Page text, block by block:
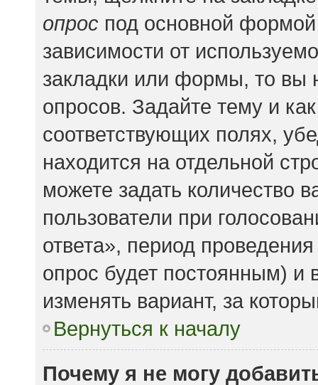
опрос под основной
зависимости от
закладки или формы, то вы
опросов. Задайте тему и
соответствующих полях,
находится на отдельной
можете задать количество
пользователи при
ответа», период
опрос будет постоянным) и
изменять вариант, за
Вернуться к началу
Почему я не могу